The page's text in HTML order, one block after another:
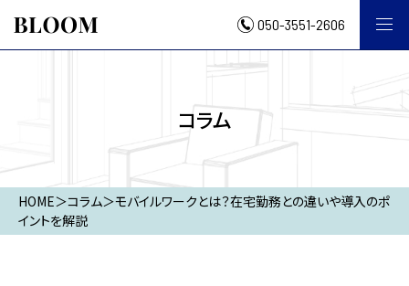
050-3551-2606
コラム
HOME＞コラム＞モバイルワークとは？在宅勤務との違いや導入のポ
イントを解説